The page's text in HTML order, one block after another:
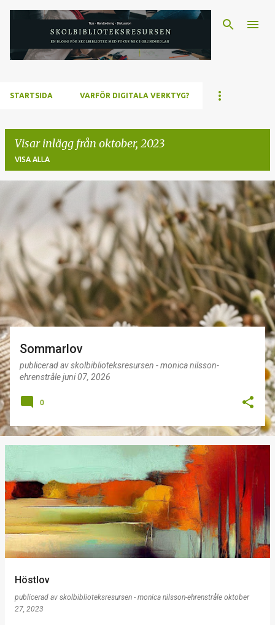
Fortsätt till huvudinnehåll
STARTSIDA VARFÖR DIGITALA VERKTYG?
Visar inlägg från oktober, 2023
VISA ALLA
g
g
Sommarlov
publicerad avskolbiblioteksresursen - monica nilsson-
ehrenstrålejuni 07, 2026
0
Höstlov
publicerad av skolbiblioteksresursen - monica nilsson-ehrenstråle oktober
27, 2023